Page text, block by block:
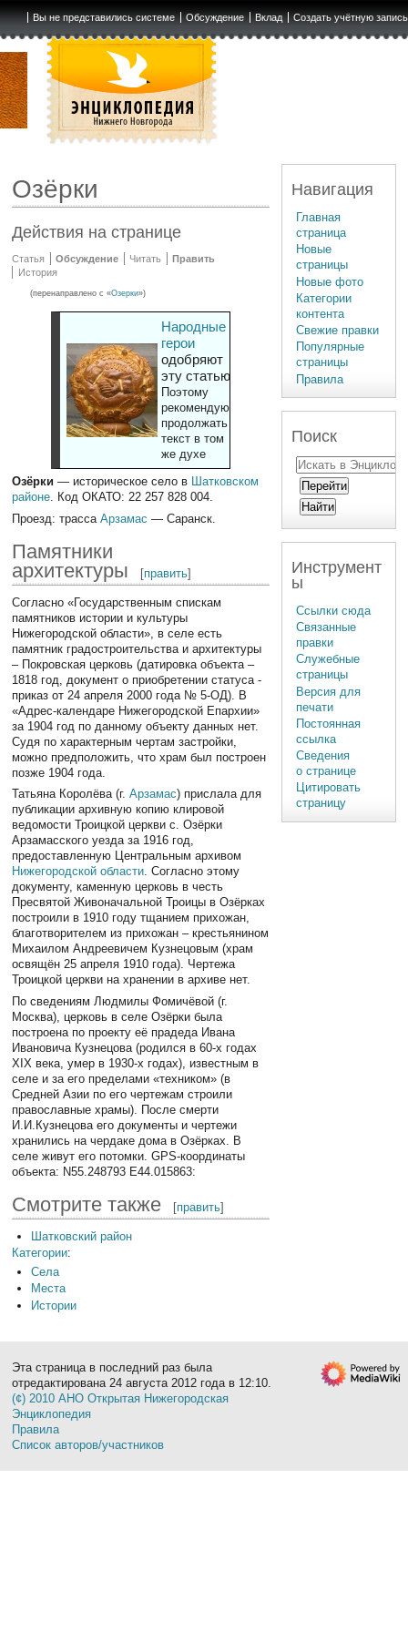
Вы не представились системе Обсуждение Вклад Создать учётную запись
Озёрки
Действия на странице
Статья Обсуждение Читать
Править
История
(перенаправлено с «Озерки»)
Народные
герои
одобряют
эту статью
Поэтому
рекомендуют
продолжать
текст в том
же духе
Озёрки — историческое село в Шатковском
районе. Код ОКАТО: 22 257 828 004.
Проезд: трассаАрзамас — Саранск.
Памятники
архитектуры
[править]
Согласно «Государственным спискам
памятников истории и культуры
Нижегородской области», в селе есть
памятник градостроительства и архитектуры
– Покровская церковь (датировка объекта –
1818 год, документ о приобретении статуса -
приказ от 24 апреля 2000 года № 5-ОД). В
«Адрес-календаре Нижегородской Епархии»
за 1904 год по данному объекту данных нет.
Судя по характерным чертам застройки,
можно предположить, что храм был построен
позже 1904 года.
Татьяна Королёва (г.Арзамас) прислала для
публикации архивную копию клировой
ведомости Троицкой церкви с. Озёрки
Арзамасского уезда за 1916 год,
предоставленную Центральным архивом
Нижегородской области. Согласно этому
документу, каменную церковь в честь
Пресвятой Живоначальной Троицы в Озёрках
построили в 1910 году тщанием прихожан,
благотворителем из прихожан – крестьянином
Михаилом Андреевичем Кузнецовым (храм
освящён 25 апреля 1910 года). Чертежа
Троицкой церкви на хранении в архиве нет.
По сведениям Людмилы Фомичёвой (г.
Москва), церковь в селе Озёрки была
построена по проекту её прадеда Ивана
Ивановича Кузнецова (родился в 60-х годах
XIX века, умер в 1930-х годах), известным в
селе и за его пределами «техником» (в
Средней Азии по его чертежам строили
православные храмы). После смерти
И.И.Кузнецова его документы и чертежи
хранились на чердаке дома в Озёрках. В
селе живут его потомки. GPS-координаты
объекта: N55.248793 E44.015863:
Смотрите также [править]
Шатковский район
Категории:
Села
Места
Истории
Навигация
Главная
страница
Новые
страницы
Новые фото
Категории
контента
Свежие правки
Популярные
страницы
Правила
Поиск
Инструмент
ы
Ссылки сюда
Связанные
правки
Служебные
страницы
Версия для
печати
Постоянная
ссылка
Сведения
о странице
Цитировать
страницу
Эта страница в последний раз была
отредактирована 24 августа 2012 года в 12:10.
(¢) 2010 АНО Открытая Нижегородская
Энциклопедия
Правила
Список авторов/участников